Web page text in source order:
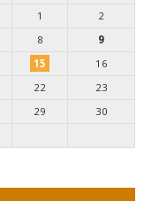
1
2
8
9
15
16
22
23
29
30